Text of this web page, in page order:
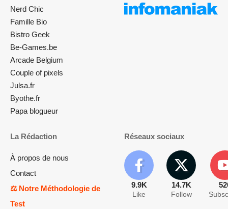
Nerd Chic
Famille Bio
Bistro Geek
Be-Games.be
Arcade Belgium
Couple of pixels
Julsa.fr
Byothe.fr
Papa blogueur
La Rédaction
À propos de nous
Contact
⚖️ Notre Méthodologie de
Test
Réseaux sociaux
9.9K
Like
14.7K
Follow